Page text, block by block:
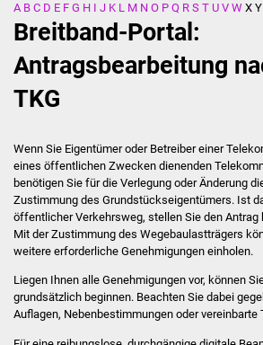
Kontakt
FNP /
A B C D E F G H I J K L M N O P Q R S T U V W X Y
Breitband-Portal:
Antragsbearbeitung
TKG
Wenn Sie Eigentümer oder Betreiber einer
eines öffentlichen Zwecken dienenden
benötigen Sie für die Verlegung oder Änderung
Zustimmung des Grundstückseigentümers. Ist
öffentlicher Verkehrsweg, stellen Sie den Antrag
Mit der Zustimmung des Wegebaulastträgers
weitere erforderliche Genehmigungen einholen.
Liegen Ihnen alle Genehmigungen vor, können
grundsätzlich beginnen. Beachten Sie dabei
Auflagen, Nebenbestimmungen oder vereinbarte